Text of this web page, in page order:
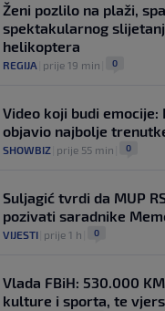
Ženi pozlilo na plaži,
spektakularnog
helikoptera
REGIJA prije 19 min 0
Video koji budi emocije:
objavio najbolje
SHOWBIZ prije 55 min 0
Suljagić tvrdi da MUP
pozivati saradnike
VIJESTI prije 1 h 0
Vlada FBiH: 530.000
kulture i sporta, te